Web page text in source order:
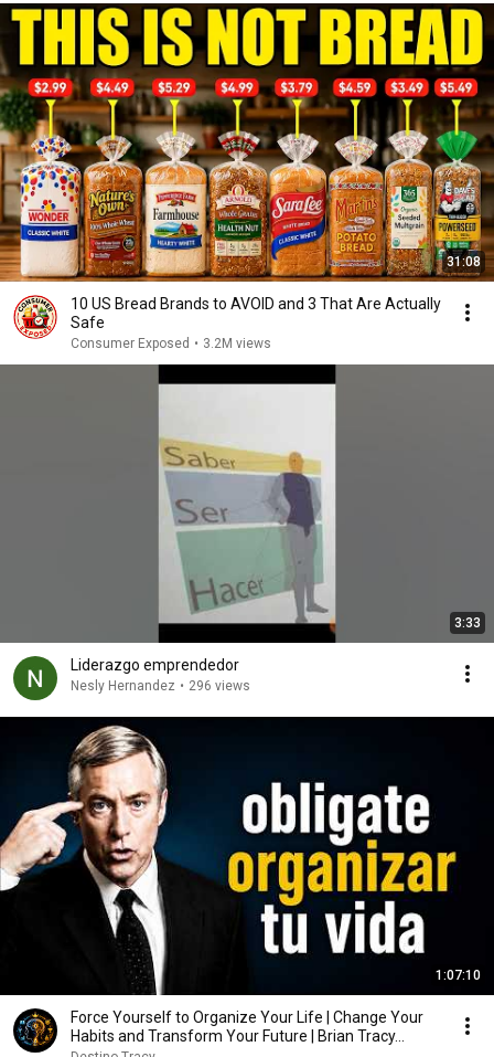
31:08
10 US Bread Brands to AVOID and 3 That Are Actually
Safe
Consumer Exposed • 3.2M views
3:33
Liderazgo emprendedor
Nesly Hernandez • 296 views
1:07:10
Force Yourself to Organize Your Life | Change Your
Habits and Transform Your Future | Brian Tracy...